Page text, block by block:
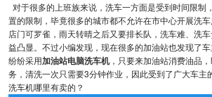
对于很多的上班族来说，洗车一方面是受到时间限制
置的限制，毕竟很多的城市都不允许在市中心开展洗
店门可罗雀，雨天转晴之后又要排长队，洗车难、洗
益凸显。不过小编发现，现在很多的加油站也发现了
纷纷采用加油站电脑洗车机，只要来加油站消费油品
务，清洗一次只需要3分钟作业，因此受到了广大车主
洗车机哪里有卖的？